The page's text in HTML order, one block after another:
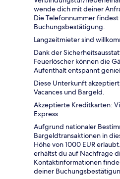
wende dich mit deiner
Die Telefonnummer
Buchungsbestätigung.
Langzeitmieter sind
Dank der
Feuerlöscher können die
Aufenthalt entspannt
Diese Unterkunft
Vacances und Bargeld.
Akzeptierte Kreditkarten:
Express
Aufgrund nationaler
Bargeldtransaktionen in
Höhe von 1000 EUR
erhältst du auf Nachfrage
Kontaktinformationen
deiner